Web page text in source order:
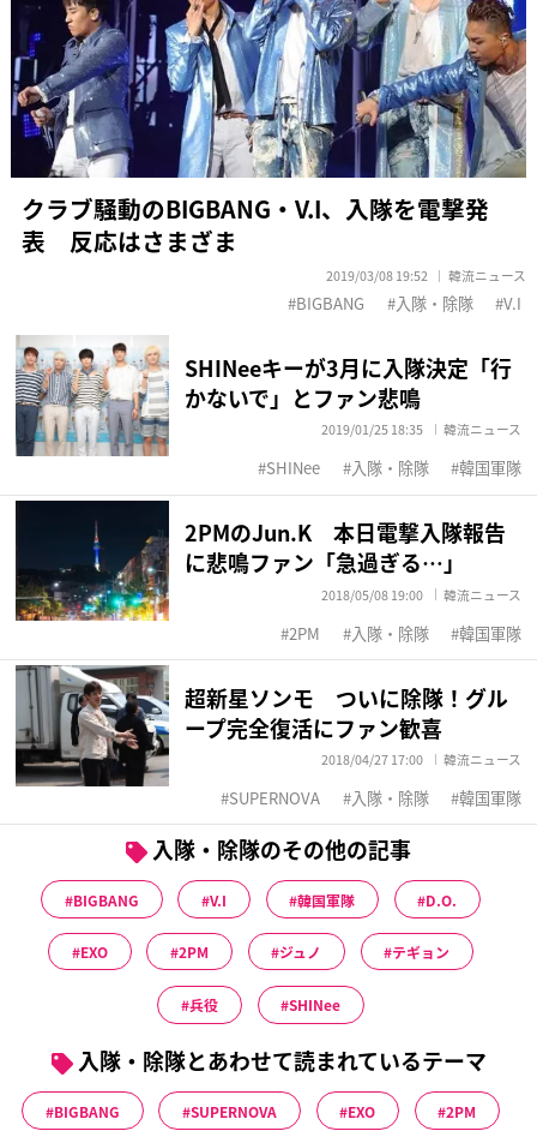
クラブ騒動のBIGBANG・V.I、入隊を電撃発
表 反応はさまざま
2019/03/08 19:52 韓流ニュース
BIGBANG 入隊・除隊 V.I
SHINeeキーが3月に入隊決定「行
かないで」とファン悲鳴
2019/01/25 18:35 韓流ニュース
SHINee 入隊・除隊 韓国軍隊
2PMのJun.K 本日電撃入隊報告
に悲鳴ファン「急過ぎる…」
2018/05/08 19:00 韓流ニュース
2PM 入隊・除隊 韓国軍隊
超新星ソンモ ついに除隊！グル
ープ完全復活にファン歓喜
2018/04/27 17:00 韓流ニュース
SUPERNOVA 入隊・除隊 韓国軍隊
入隊・除隊のその他の記事
BIGBANG V.I 韓国軍隊 D.O.
EXO 2PM ジュノ テギョン
兵役 SHINee
入隊・除隊とあわせて読まれているテーマ
BIGBANG SUPERNOVA EXO 2PM